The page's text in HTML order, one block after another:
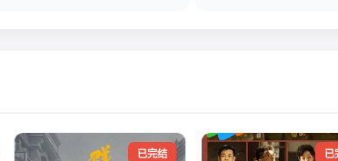
已完结 已